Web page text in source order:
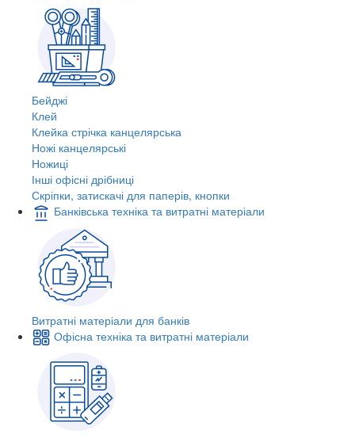
Бейджі
Клей
Клейка стрічка канцелярська
Ножі канцелярські
Ножиці
Інші офісні дрібниці
Скріпки, затискачі для паперів, кнопки
Банківська техніка та витратні матеріали
Витратні матеріали для банків
Офісна техніка та витратні матеріали